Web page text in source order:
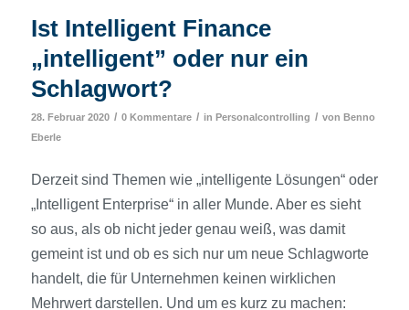
Ist Intelligent Finance
„intelligent” oder nur ein
Schlagwort?
28. Februar 2020 / 0 Kommentare / in Personalcontrolling / von Benno
Eberle
Derzeit sind Themen wie „intelligente Lösungen“ oder
„Intelligent Enterprise“ in aller Munde. Aber es sieht
so aus, als ob nicht jeder genau weiß, was damit
gemeint ist und ob es sich nur um neue Schlagworte
handelt, die für Unternehmen keinen wirklichen
Mehrwert darstellen. Und um es kurz zu machen: